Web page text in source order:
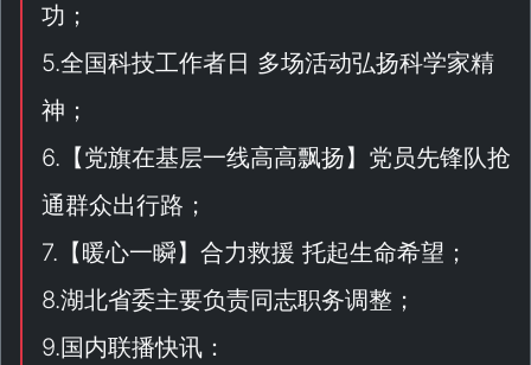
功；
5.全国科技工作者日 多场活动弘扬科学家精
神；
6.【党旗在基层一线高高飘扬】党员先锋队抢
通群众出行路；
7.【暖心一瞬】合力救援 托起生命希望；
8.湖北省委主要负责同志职务调整；
9.国内联播快讯：